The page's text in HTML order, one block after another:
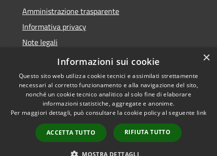
Amministrazione trasparente
Informativa privacy
Note legali
Dichiarazione di accessibilità
Accessibilità
Copyright © 2026 • Comune di
San Pietro di Cadore • Powered
byMunicipium
Accesso
redazione
×
Informazioni sui cookie
Questo sito web utilizza cookie tecnici e assimilati strettamente
necessari al corretto funzionamento e alla navigazione del sito,
nonché un cookie tecnico analitico al solo fine di elaborare
informazioni statistiche, aggregate e anonime.
Per maggiori dettagli, può consultare la cookie policy al seguente link
ACCETTA TUTTO RIFIUTA TUTTO
MOSTRA DETTAGLI